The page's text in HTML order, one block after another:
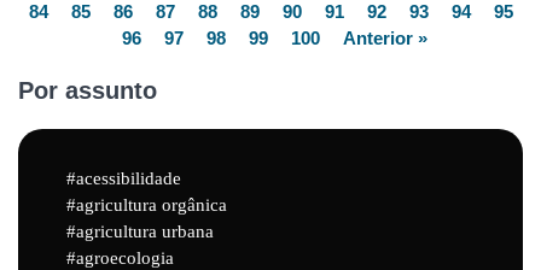
84
85 86 87 88 89 90 91 92 93 94
95
96
97 98 99 100 Anterior »
Por assunto
acessibilidade
agricultura orgânica
agricultura urbana
agroecologia